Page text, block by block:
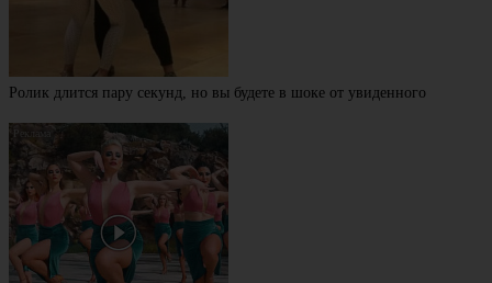
Ролик длится пару секунд, но вы будете в шоке от увиденного